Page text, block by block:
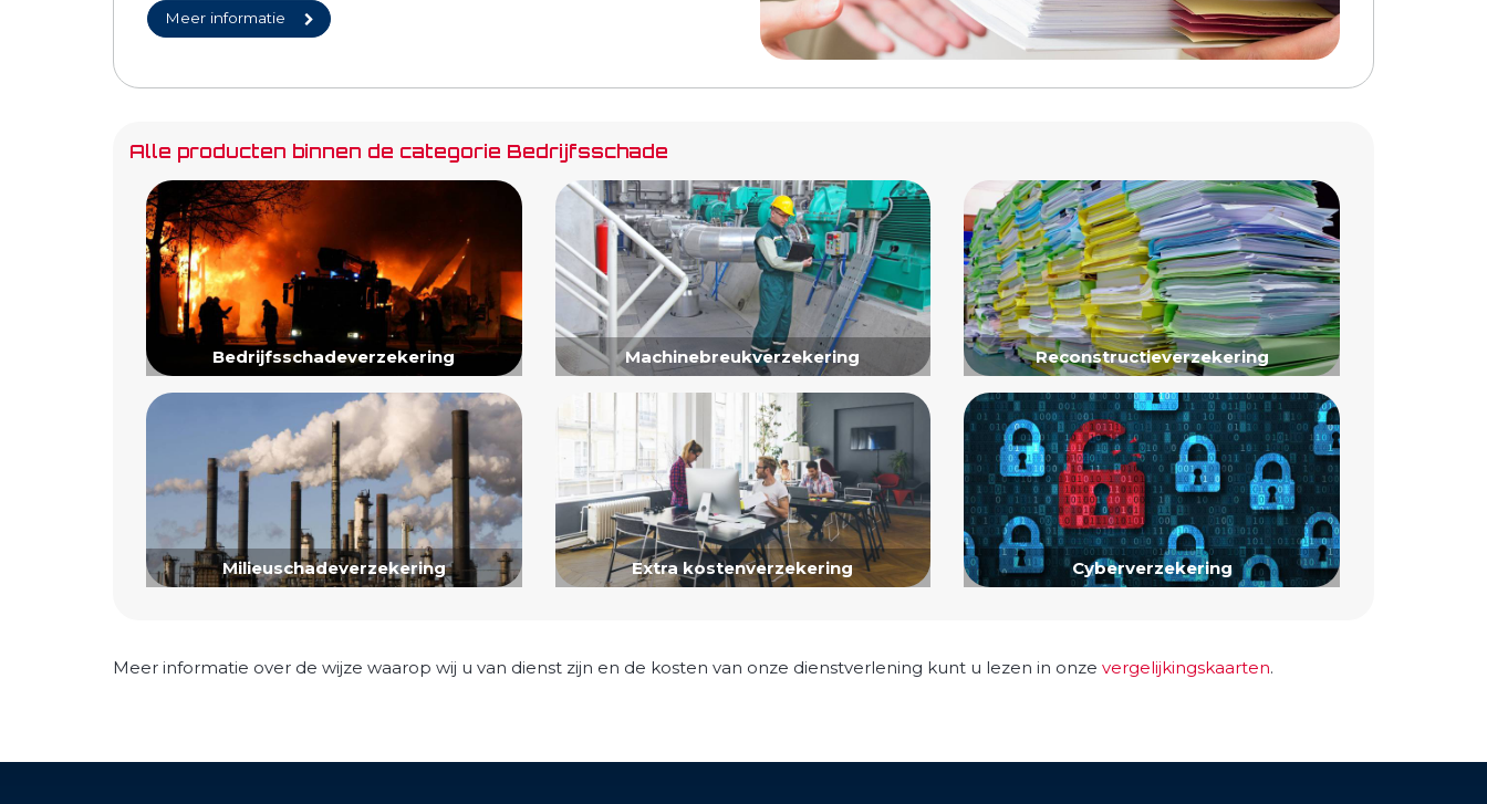
Meer informatie
Alle producten binnen de categorie Bedrijfsschade
Bedrijfsschadeverzekering Machinebreukverzekering Reconstructieverzekering
Milieuschadeverzekering Extra kostenverzekering Cyberverzekering
Meer informatie over de wijze waarop wij u van dienst zijn en de kosten van onze dienstverlening kunt u lezen in onze vergelijkingskaarten.